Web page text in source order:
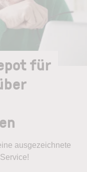
für
ausgezeichnete